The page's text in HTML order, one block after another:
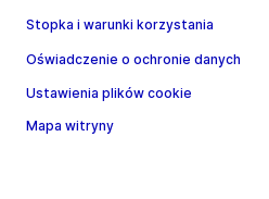
Stopka i warunki korzystania
Oświadczenie o ochronie danych
Ustawienia plików cookie
Mapa witryny